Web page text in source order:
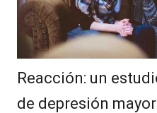
Reacción: un
de depresión